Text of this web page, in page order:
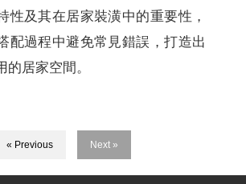
性及其在居家裝潢中的重要性，
配過程中避免常見錯誤，打造出
的居家空間。
« Previous Next »